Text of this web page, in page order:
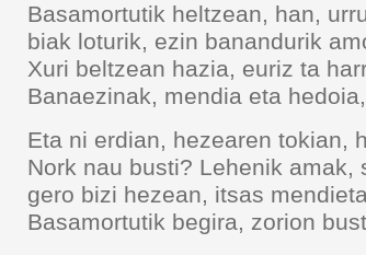
Basamortutik heltzean, han,
biak loturik, ezin banandurik
Xuri beltzean hazia, euriz ta
Banaezinak, mendia eta
Eta ni erdian, hezearen tokian,
Nork nau busti? Lehenik amak,
gero bizi hezean, itsas
Basamortutik begira, zorion